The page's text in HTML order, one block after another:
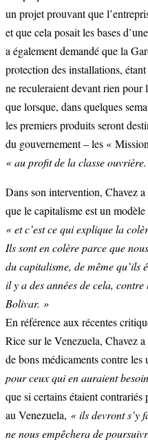
un projet prouvant que
et que cela posait les bases
a également demandé que la
protection des installations,
ne reculeraient devant rien
que lorsque, dans quelques
les premiers produits seront
du gouvernement – les «
« au profit de la classe
Dans son intervention, Chavez a
que le capitalisme est un
« et c’est ce qui explique la
Ils sont en colère parce que
du capitalisme, de même qu’ils
il y a des années de cela, contre
Bolivar. »
En référence aux récentes
Rice sur le Venezuela, Chavez
de bons médicaments contre les
pour ceux qui en auraient
que si certains étaient contrariés
au Venezuela, « ils devront s’y
ne nous empêchera de